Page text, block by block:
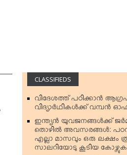
CLASSIFIEDS
വിദേശത്ത് പഠിക്കാന്‍
വിദ്യാര്‍ഥികള്‍ക്ക് വമ്പന്‍
ഇന്ത്യന്‍ യുവജനങ്ങള്‍ക്ക്
തൊഴില്‍ അവസരങ്ങള്‍:
എല്ലാ മാസവും ഒരു ലക്ഷം
സാലറിയോടു കൂടിയ